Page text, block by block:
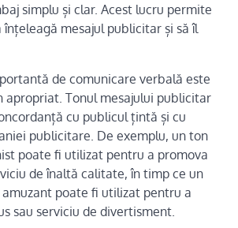
simplu și clar. Acest lucru permite
mesajul publicitar și să îl
de comunicare verbală este
apropriat. Tonul mesajului publicitar
cu publicul țintă și cu
publicitare. De exemplu, un ton
poate fi utilizat pentru a promova
de înaltă calitate, în timp ce un
poate fi utilizat pentru a
sau serviciu de divertisment.